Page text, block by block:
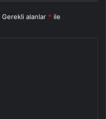
Gerekli alanlar * ile